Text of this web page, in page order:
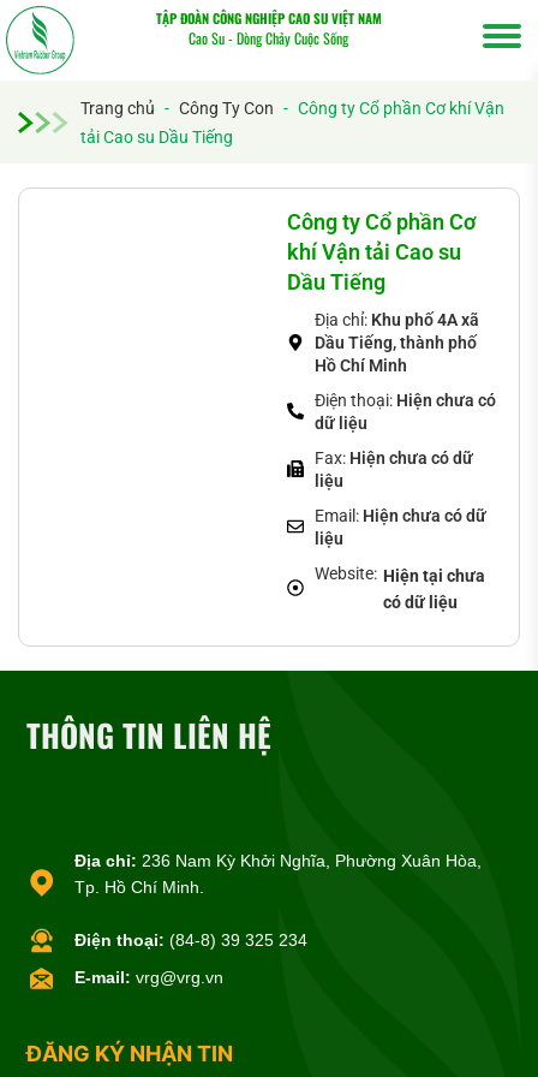
TẬP ĐOÀN CÔNG NGHIỆP CAO SU VIỆT NAM
Cao Su - Dòng Chảy Cuộc Sống
Trang chủ - Công Ty Con - Công ty Cổ phần Cơ khí Vận
tải Cao su Dầu Tiếng
Công ty Cổ phần Cơ
khí Vận tải Cao su
Dầu Tiếng
Địa chỉ: Khu phố 4A xã
Dầu Tiếng, thành phố
Hồ Chí Minh
Điện thoại: Hiện chưa có
dữ liệu
Fax: Hiện chưa có dữ
liệu
Email: Hiện chưa có dữ
liệu
Website: Hiện tại chưa
có dữ liệu
THÔNG TIN LIÊN HỆ
Địa chỉ: 236 Nam Kỳ Khởi Nghĩa, Phường Xuân Hòa,
Tp. Hồ Chí Minh.
Điện thoại: (84-8) 39 325 234
E-mail: vrg@vrg.vn
ĐĂNG KÝ NHẬN TIN
kiếm...